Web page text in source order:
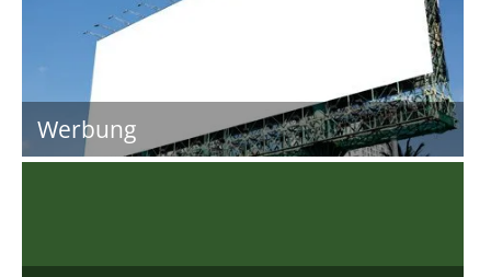
Werbung